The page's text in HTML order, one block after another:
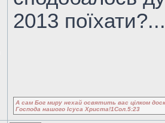
2013
А сам Бог миру нехай освятить вас цілком
Господа нашого Ісуса Христа!1Сол.5:23